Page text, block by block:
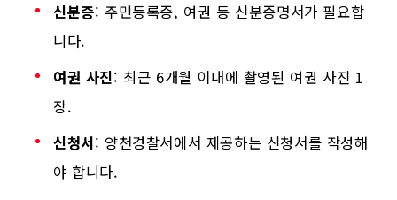
신분증: 주민등록증, 여권 등 신분증명서가 필요합
니다.
여권 사진: 최근 6개월 이내에 촬영된 여권 사진 1
장.
신청서: 양천경찰서에서 제공하는 신청서를 작성해
야 합니다.